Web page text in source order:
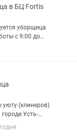
в БЦ Fortis
уборщица
с 9:00 до
аванс
(клинеров)
Усть-